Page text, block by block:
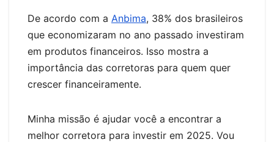
k k g
er
De acordo com a Anbima, 38% dos brasileiros
que economizaram no ano passado investiram
em produtos financeiros. Isso mostra a
importância das corretoras para quem quer
crescer financeiramente.
Minha missão é ajudar você a encontrar a
melhor corretora para investir em 2025. Vou